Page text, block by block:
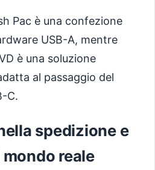
Pac è una confezione
USB-A, mentre
è una soluzione
al passaggio del
C.
spedizione e
reale